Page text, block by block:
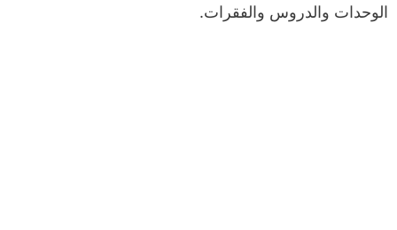
الوحدات والدروس والفقرات.